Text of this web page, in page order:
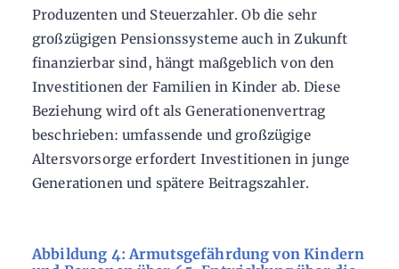
Produzenten und Steuerzahler. Ob die sehr
großzügigen Pensionssysteme auch in Zukunft
finanzierbar sind, hängt maßgeblich von den
Investitionen der Familien in Kinder ab. Diese
Beziehung wird oft als Generationenvertrag
beschrieben: umfassende und großzügige
Altersvorsorge erfordert Investitionen in junge
Generationen und spätere Beitragszahler.
Abbildung 4: Armutsgefährdung von Kindern